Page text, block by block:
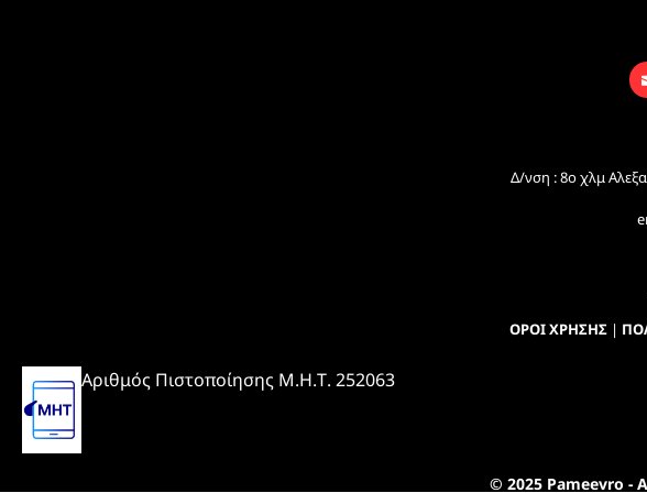
Δ/νση : 8ο χλμ
ΟΡΟΙ ΧΡΗΣΗΣ |
Αριθμός Πιστοποίησης Μ.Η.Τ. 252063
© 2025 Pameevro -